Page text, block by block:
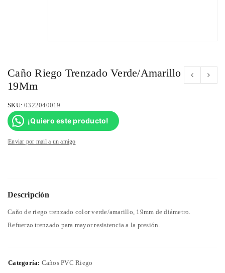
Caño Riego Trenzado Verde/Amarillo
19Mm
SKU: 0322040019
¡Quiero este producto!
Enviar por mail a un amigo
Descripción
Caño de riego trenzado color verde/amarillo, 19mm de diámetro.
Refuerzo trenzado para mayor resistencia a la presión.
Categoría: Caños PVC Riego